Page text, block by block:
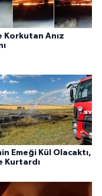
Korkutan Anız
Emeği Kül Olacaktı,
Kurtardı